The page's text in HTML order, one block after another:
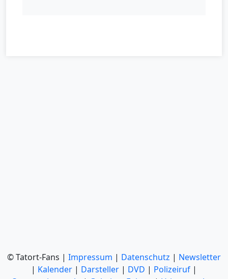
© Tatort-Fans | Impressum | Datenschutz | Newsletter
| Kalender | Darsteller | DVD | Polizeiruf |